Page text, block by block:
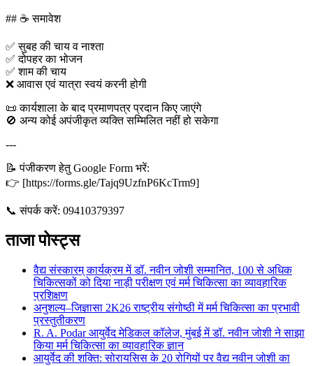
## ☕ समावेश
✅ सुबह की चाय व नाश्ता
✅ दोपहर का भोजन
✅ शाम की चाय
❌ आवास एवं यात्रा स्वयं करनी होगी
📜 कार्यशाला के बाद प्रमाणपत्र प्रदान किए जाएंगे
🚫 अन्य कोई अपंजीकृत व्यक्ति सम्मिलित नहीं हो सकेगा
---
📝 पंजीकरण हेतु Google Form भरें:
👉 [https://forms.gle/Tajq9UzfnP6KcTrm9]
📞 संपर्क करें: 09410379397
ताजा पोस्ट्स
वैद्य संस्कारम् कार्यक्रम में डॉ. नवीन जोशी सम्मानित, 100 से अधिक
चिकित्सकों को दिया नाड़ी परीक्षण एवं मर्म चिकित्सा का व्यावहारिक
प्रशिक्षण
अनुशल्य–जिज्ञासा 2K26 राष्ट्रीय संगोष्ठी में मर्म चिकित्सा का प्रभावी
प्रस्तुतीकरण
R. A. Podar आयुर्वेद मेडिकल कॉलेज, मुंबई में डॉ. नवीन जोशी ने साझा
किया मर्म चिकित्सा का व्यावहारिक ज्ञान
आयुर्वेद की शक्ति: सोरायसिस के 20 रोगियों पर वैद्य नवीन जोशी का